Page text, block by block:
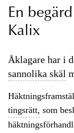
En
Kalix
Åklagare har i
sannolika skäl
tingsrätt, som